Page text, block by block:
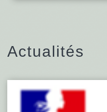
Actualités